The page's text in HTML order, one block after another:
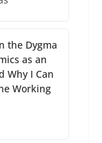
the Dygma
as an
Why I Can
Working